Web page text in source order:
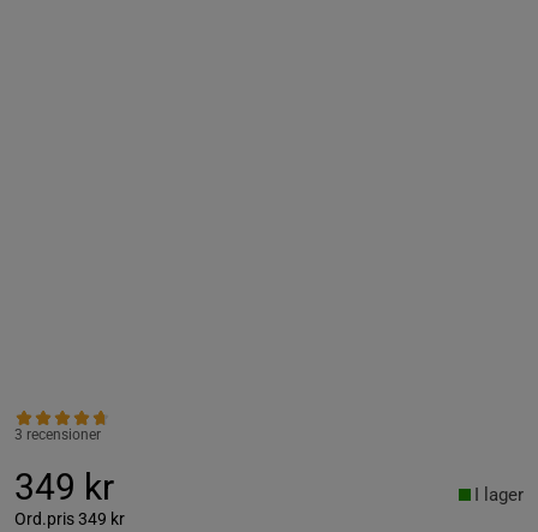
3 recensioner
349 kr
Ord.pris349 kr
I lager